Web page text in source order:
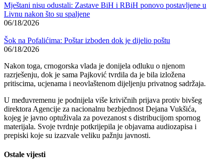
Mještani nisu odustali: Zastave BiH i RBiH ponovo postavljene u
Livnu nakon što su spaljene
06/18/2026
Šok na Pofalićima: Poštar izboden dok je dijelio poštu
06/18/2026
Nakon toga, crnogorska vlada je donijela odluku o njenom
razrješenju, dok je sama Pajković tvrdila da je bila izložena
pritiscima, ucjenama i neovlaštenom dijeljenju privatnog sadržaja.
U međuvremenu je podnijela više krivičnih prijava protiv bivšeg
direktora Agencije za nacionalnu bezbjednost Dejana Vukšića,
kojeg je javno optuživala za povezanost s distribucijom spornog
materijala. Svoje tvrdnje potkrijepila je objavama audiozapisa i
prepiski koje su izazvale veliku pažnju javnosti.
Ostale vijesti